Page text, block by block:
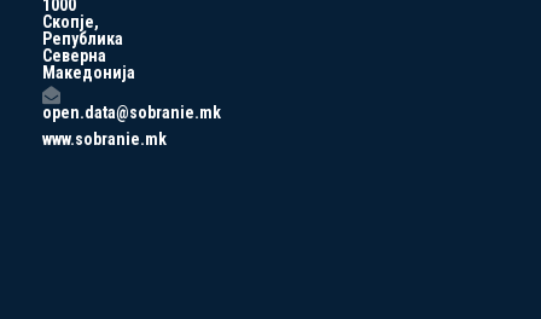
1000
Скопје,
Република
Северна
Македонија
open.data@sobranie.mk
www.sobranie.mk